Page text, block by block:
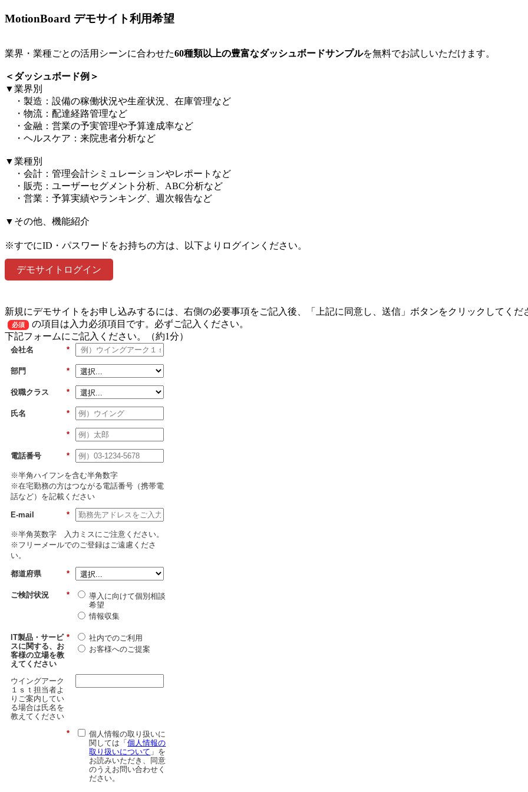
MotionBoard デモサイト利用希望
業界・業種ごとの活用シーンに合わせた60種類以上の豊富なダッシュボードサンプルを無料でお試しいただけます。​
＜ダッシュボード例＞​
▼業界別​
・製造：設備の稼働状況や生産状況、在庫管理など​
・物流：配達経路管理など​
・金融：営業の予実管理や予算達成率など​
・ヘルスケア：来院患者分析など​
▼業種別​
・会計：管理会計シミュレーションやレポートなど​
・販売：ユーザーセグメント分析、ABC分析など​
・営業：予算実績やランキング、週次報告など​
▼その他、機能紹介​
※すでにID・パスワードをお持ちの方は、以下よりログインください。
デモサイトログイン
新規にデモサイトをお申し込みするには、右側の必要事項をご記入後、「上記に同意し、送信」ボタンをクリックしてくだ
必須
の項目は入力必須項目です。必ずご記入ください。
下記フォームにご記入ください。（約1分）
*
会社名
*
部門
*
役職クラス
*
氏名
*
*
電話番号
※半角ハイフンを含む半角数字
※在宅勤務の方はつながる電話番号（携帯電
話など）を記載ください
*
E-mail
※半角英数字 入力ミスにご注意ください。
※フリーメールでのご登録はご遠慮くださ
い。
*
都道府県
*
ご検討状況
導入に向けて個別相談
希望
情報収集
*
IT製品・サービ
スに関する、お
客様の立場を教
えてください
社内でのご利用
お客様へのご提案
ウイングアーク
１ｓｔ担当者よ
りご案内してい
る場合は氏名を
教えてください
*
個人情報の取り扱いに
関しては「個人情報の
取り扱いについて 」を
お読みいただき、同意
のうえお問い合わせく
ださい。